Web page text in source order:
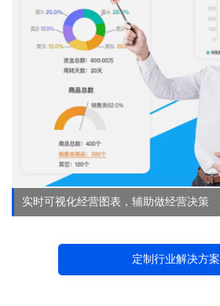
实时可视化经营图表，辅助做经营决策
定制行业解决方案